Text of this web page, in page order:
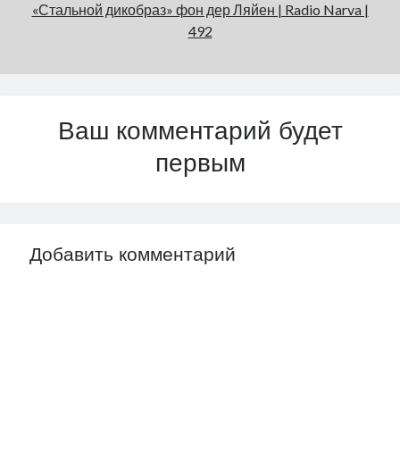
«Стальной дикобраз» фон дер Ляйен | Radio Narva |
492
Ваш комментарий будет
первым
Добавить комментарий